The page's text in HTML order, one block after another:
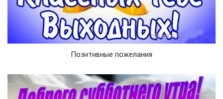
Позитивные пожелания